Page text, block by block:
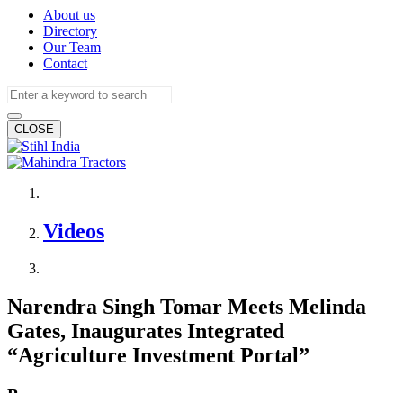
About us
Directory
Our Team
Contact
CLOSE
Videos
Narendra Singh Tomar Meets Melinda
Gates, Inaugurates Integrated
“Agriculture Investment Portal”